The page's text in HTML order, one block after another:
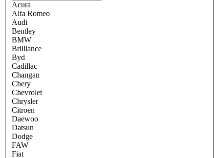
Acura
Alfa Romeo
Audi
Bentley
BMW
Brilliance
Byd
Cadillac
Changan
Chery
Chevrolet
Chrysler
Citroen
Daewoo
Datsun
Dodge
FAW
Fiat